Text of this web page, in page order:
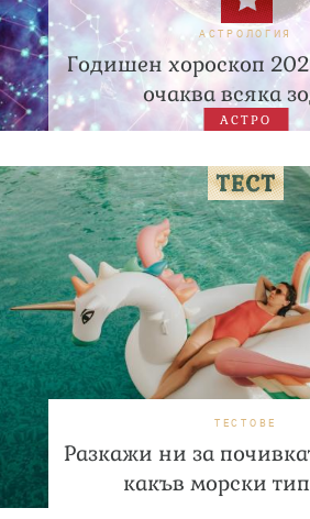
АСТРОЛОГИЯ
Годишен хороскоп
очаква всяка
АСТРО
ТЕСТОВЕ
Разкажи ни за
какъв морски